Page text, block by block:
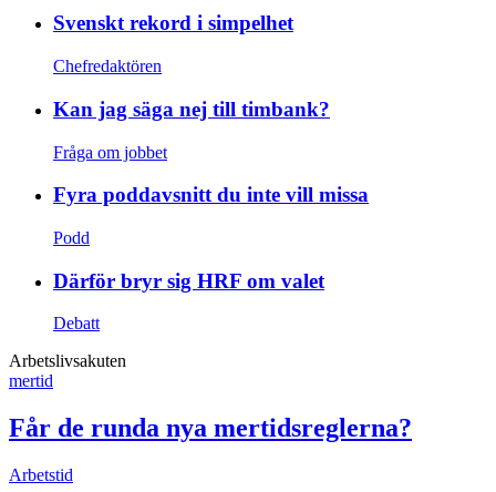
Svenskt rekord i simpelhet
Chefredaktören
Kan jag säga nej till timbank?
Fråga om jobbet
Fyra poddavsnitt du inte vill missa
Podd
Därför bryr sig HRF om valet
Debatt
Arbetslivsakuten
mertid
Får de runda nya mertidsreglerna?
Arbetstid